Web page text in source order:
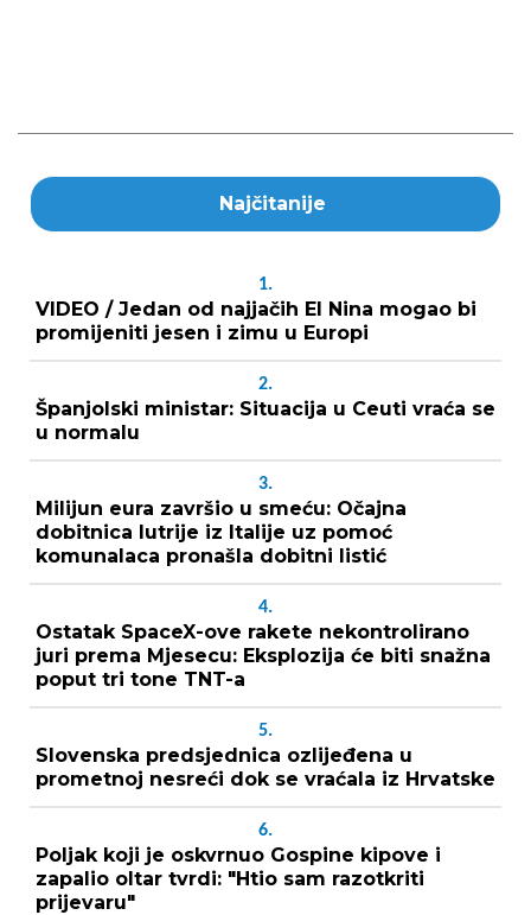
Najčitanije
1.
VIDEO / Jedan od najjačih El Nina mogao bi
promijeniti jesen i zimu u Europi
2.
Španjolski ministar: Situacija u Ceuti vraća se
u normalu
3.
Milijun eura završio u smeću: Očajna
dobitnica lutrije iz Italije uz pomoć
komunalaca pronašla dobitni listić
4.
Ostatak SpaceX-ove rakete nekontrolirano
juri prema Mjesecu: Eksplozija će biti snažna
poput tri tone TNT-a
5.
Slovenska predsjednica ozlijeđena u
prometnoj nesreći dok se vraćala iz Hrvatske
6.
Poljak koji je oskvrnuo Gospine kipove i
zapalio oltar tvrdi: "Htio sam razotkriti
prijevaru"